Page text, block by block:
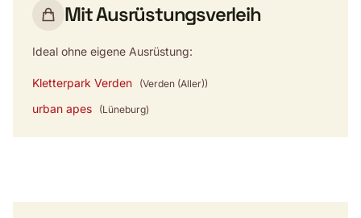
Mit Ausrüstungsverleih
Ideal ohne eigene Ausrüstung:
Kletterpark Verden (Verden (Aller))
urban apes (Lüneburg)